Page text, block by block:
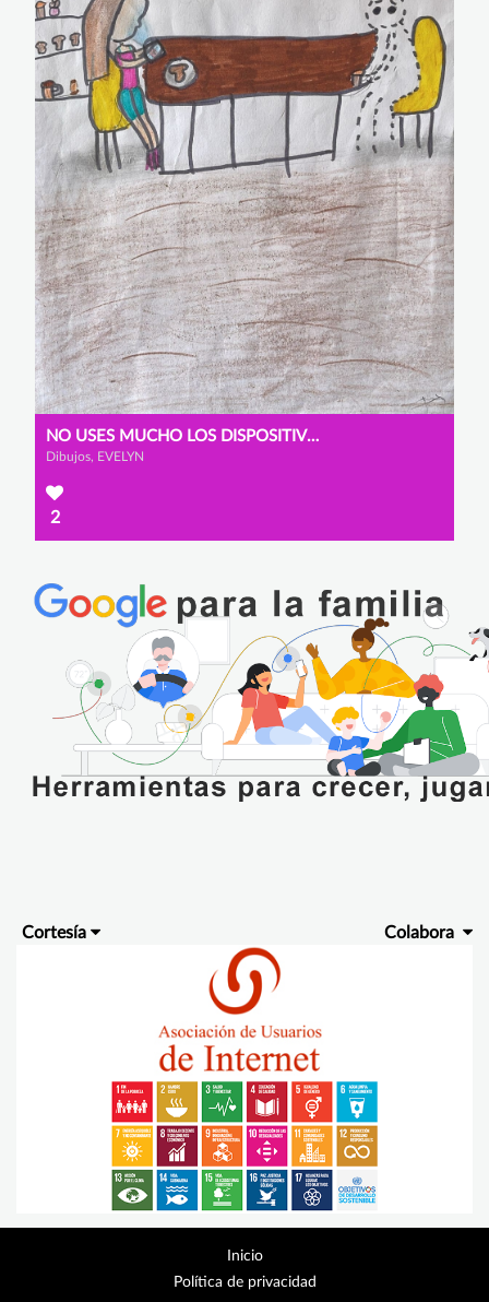
NO USES MUCHO LOS DISPOSITIVOS
Dibujos, EVELYN
2
Cortesía Colabora
Inicio
Política de privacidad